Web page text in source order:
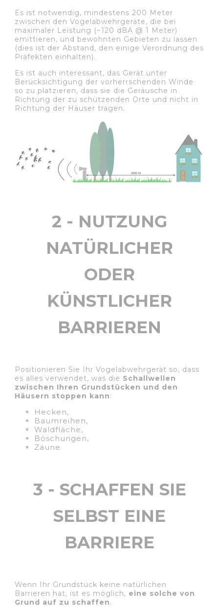
Es ist notwendig, mindestens 200 Meter
zwischen den Vogelabwehrgeräte, die bei
maximaler Leistung (~120 dBA @ 1 Meter)
emittieren, und bewohnten Gebieten zu lassen
(dies ist der Abstand, den einige Verordnung des
Präfekten einhalten).
Es ist auch interessant, das Gerät unter
Berücksichtigung der vorherrschenden Winde
so zu platzieren, dass sie die Geräusche in
Richtung der zu schützenden Orte und nicht in
Richtung der Häuser tragen.
2 - NUTZUNG
NATÜRLICHER
ODER
KÜNSTLICHER
BARRIEREN
Positionieren Sie Ihr Vogelabwehrgerät so, dass
es alles verwendet, was die Schallwellen
zwischen Ihren Grundstücken und den
Häusern stoppen kann:
Hecken,
Baumreihen,
Waldfläche,
Böschungen,
Zäune
3 - SCHAFFEN SIE
SELBST EINE
BARRIERE
Wenn Ihr Grundstück keine natürlichen
Barrieren hat, ist es möglich, eine solche von
Grund auf zu schaffen.